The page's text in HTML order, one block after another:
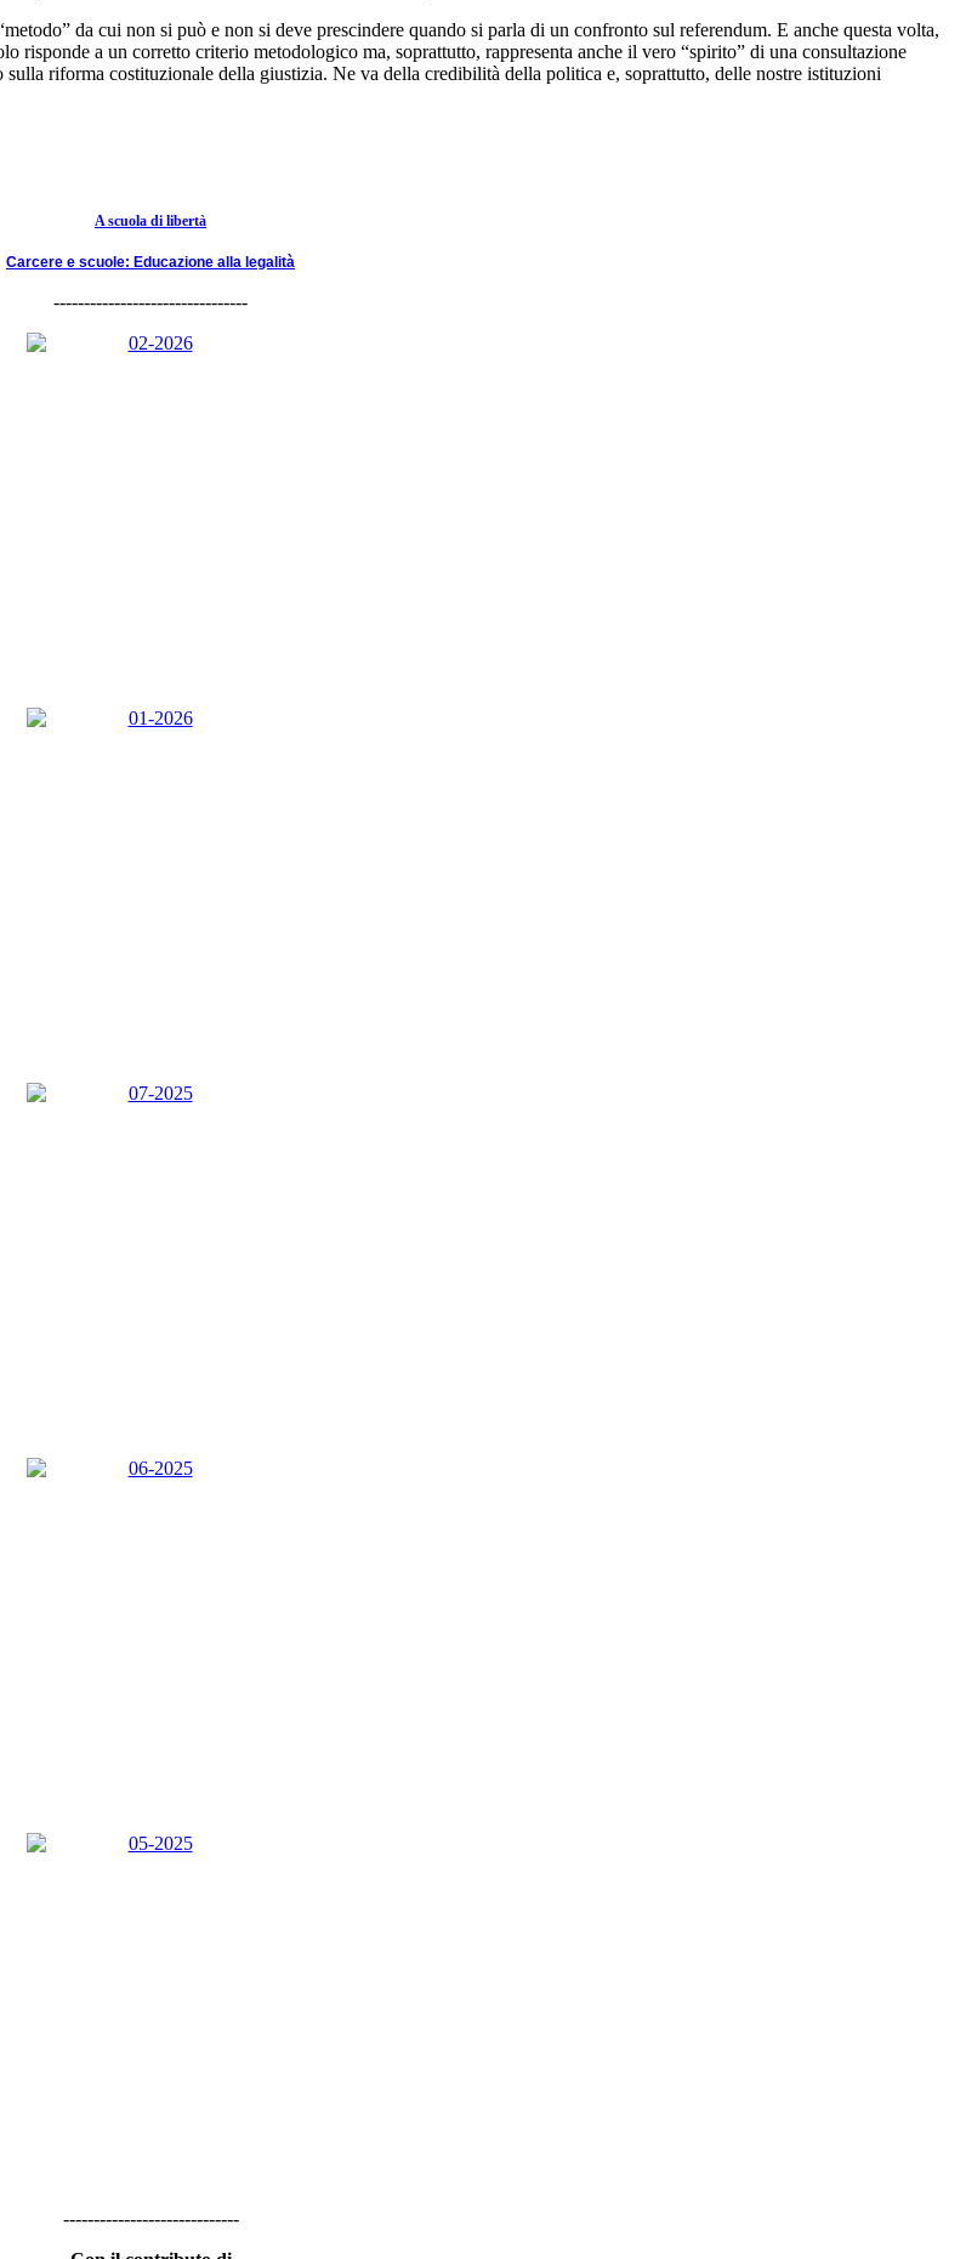
da cui non si può e non si deve prescindere quando si parla di un confronto sul referendum. E anche questa volta,
risponde a un corretto criterio metodologico ma, soprattutto, rappresenta anche il vero “spirito” di una consultazione
riforma costituzionale della giustizia. Ne va della credibilità della politica e, soprattutto, delle nostre istituzioni
A scuola di libertà
Carcere e scuole: Educazione alla legalità
--------------------------------
-----------------------------